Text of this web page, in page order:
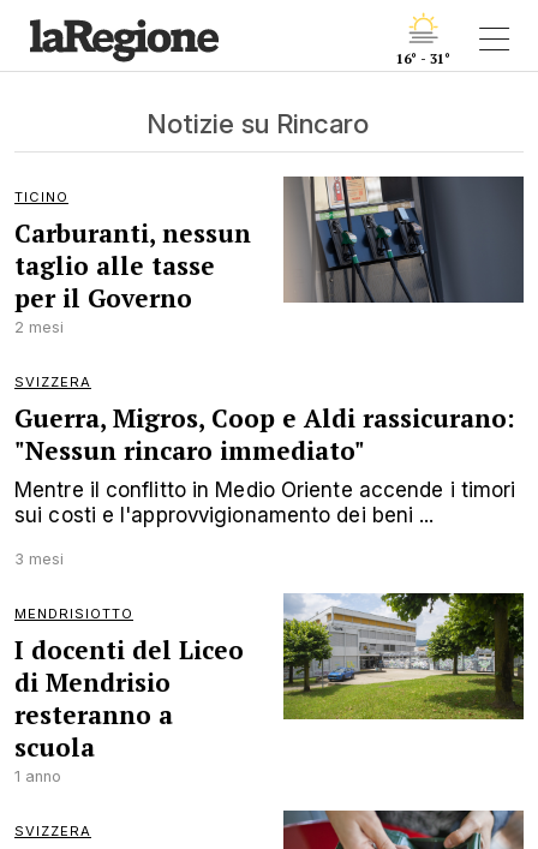
16° - 31°
Notizie su Rincaro
TICINO
Carburanti, nessun
taglio alle tasse
per il Governo
2 mesi
SVIZZERA
Guerra, Migros, Coop e Aldi rassicurano:
"Nessun rincaro immediato"
Mentre il conflitto in Medio Oriente accende i timori
sui costi e l'approvvigionamento dei beni ...
3 mesi
MENDRISIOTTO
I docenti del Liceo
di Mendrisio
resteranno a
scuola
1 anno
SVIZZERA